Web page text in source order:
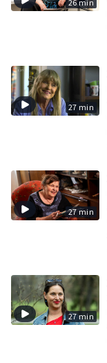
26 min
27 min
27 min
27 min